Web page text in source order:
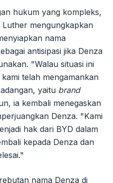
hukum yang kompleks,
Luther mengungkapkan
nama
antisipasi jika Denza
"Walau situasi ini
kami telah mengamankan
yaitu brand
ia kembali menegaskan
Denza. "Kami
hak dari BYD dalam
kepada Denza dan
nama Denza di